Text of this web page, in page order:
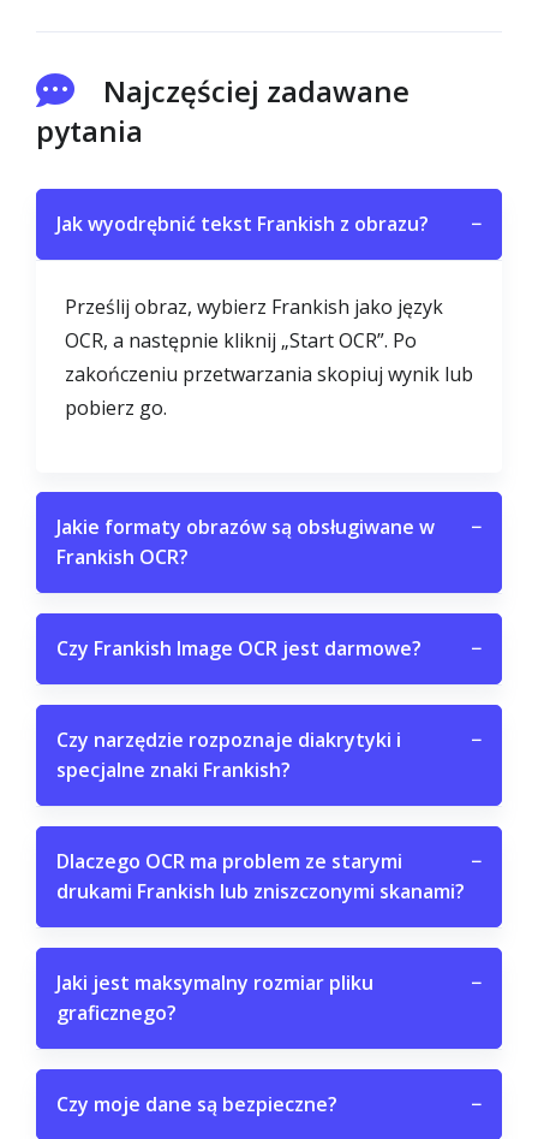
Najczęściej zadawane
pytania
Jak wyodrębnić tekst Frankish z obrazu? −
Prześlij obraz, wybierz Frankish jako język
OCR, a następnie kliknij „Start OCR”. Po
zakończeniu przetwarzania skopiuj wynik lub
pobierz go.
Jakie formaty obrazów są obsługiwane w
Frankish OCR?
−
Czy Frankish Image OCR jest darmowe? −
Czy narzędzie rozpoznaje diakrytyki i
specjalne znaki Frankish?
−
Dlaczego OCR ma problem ze starymi
drukami Frankish lub zniszczonymi skanami?
−
Jaki jest maksymalny rozmiar pliku
graficznego?
−
Czy moje dane są bezpieczne? −